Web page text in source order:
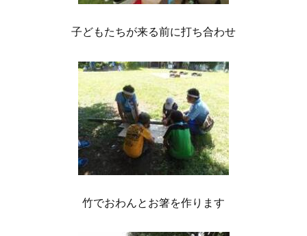
子どもたちが来る前に打ち合わせ
竹でおわんとお箸を作ります